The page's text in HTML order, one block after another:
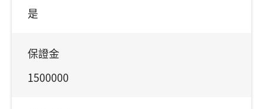
是
保證金
1500000